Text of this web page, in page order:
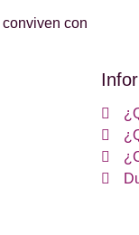
con